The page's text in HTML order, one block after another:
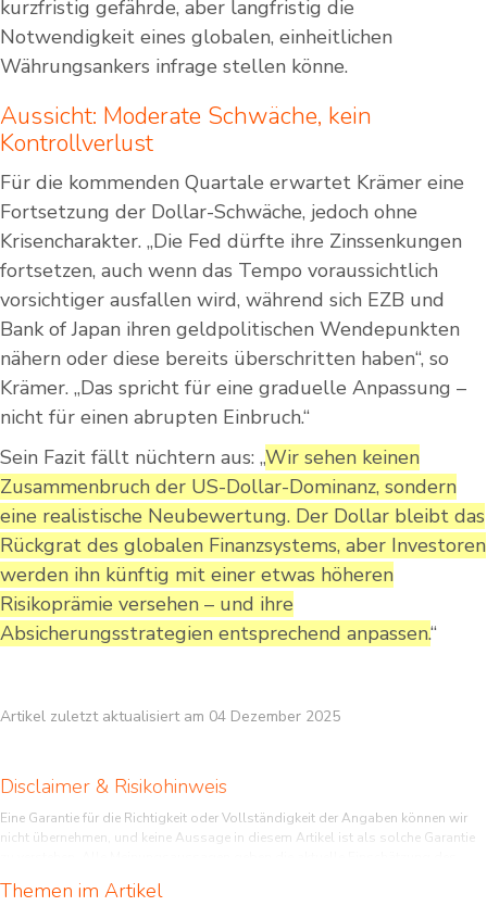
kurzfristig gefährde, aber langfristig die
Notwendigkeit eines globalen, einheitlichen
Währungsankers infrage stellen könne.
Aussicht: Moderate Schwäche, kein
Kontrollverlust
Für die kommenden Quartale erwartet Krämer eine
Fortsetzung der Dollar-Schwäche, jedoch ohne
Krisencharakter. „Die Fed dürfte ihre Zinssenkungen
fortsetzen, auch wenn das Tempo voraussichtlich
vorsichtiger ausfallen wird, während sich EZB und
Bank of Japan ihren geldpolitischen Wendepunkten
nähern oder diese bereits überschritten haben“, so
Krämer. „Das spricht für eine graduelle Anpassung –
nicht für einen abrupten Einbruch.“
Sein Fazit fällt nüchtern aus: „Wir sehen keinen
Zusammenbruch der US-Dollar-Dominanz, sondern
eine realistische Neubewertung. Der Dollar bleibt das
Rückgrat des globalen Finanzsystems, aber Investoren
werden ihn künftig mit einer etwas höheren
Risikoprämie versehen – und ihre
Absicherungsstrategien entsprechend anpassen.“
Artikel zuletzt aktualisiert am 04 Dezember 2025
Disclaimer & Risikohinweis
Eine Garantie für die Richtigkeit oder Vollständigkeit der Angaben können wir
nicht übernehmen, und keine Aussage in diesem Artikel ist als solche Garantie
von Lazard oder deren assoziierter Unternehmen dar. Die in diesem Artikel zum
Themen im Artikel